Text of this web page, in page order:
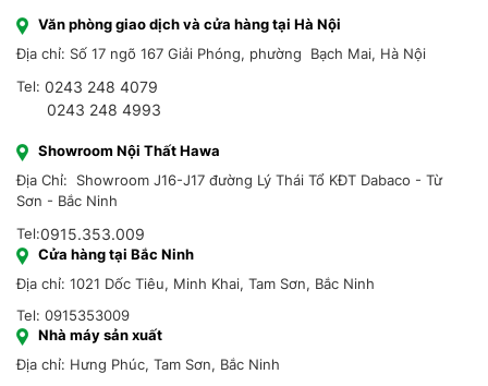
Văn phòng giao dịch và cửa hàng tại Hà Nội
Địa chỉ: Số 17 ngõ 167 Giải Phóng, phường Bạch Mai, Hà Nội
Tel: 0243 248 4079
0243 248 4993
Showroom Nội Thất Hawa
Địa Chỉ: Showroom J16-J17 đường Lý Thái Tổ KĐT Dabaco - Từ
Sơn - Bắc Ninh
Tel:0915.353.009
Cửa hàng tại Bắc Ninh
Địa chỉ: 1021 Dốc Tiêu, Minh Khai, Tam Sơn, Bắc Ninh
Tel: 0915353009
Nhà máy sản xuất
Địa chỉ: Hưng Phúc, Tam Sơn, Bắc Ninh